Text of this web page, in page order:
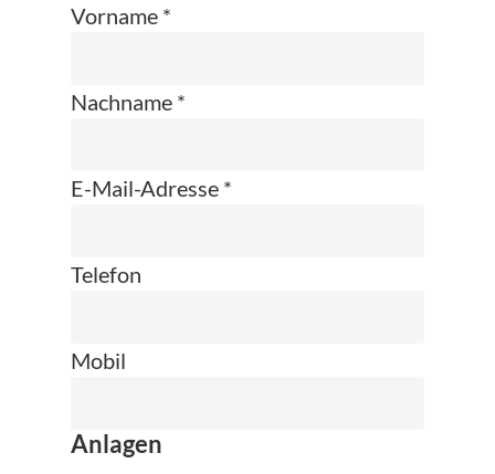
Vorname *
Nachname *
E-Mail-Adresse *
Telefon
Mobil
Anlagen